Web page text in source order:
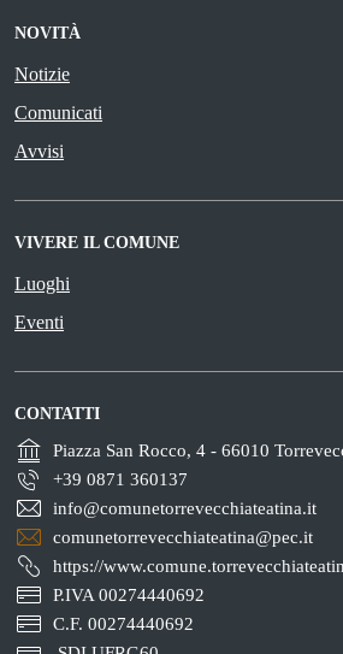
NOVITÀ
Notizie
Comunicati
Avvisi
VIVERE IL COMUNE
Luoghi
Eventi
CONTATTI
Piazza San Rocco, 4 - 66010
+39 0871 360137
info@comunetorrevecchiateatina.it
comunetorrevecchiateatina@pec.it
https://
P.IVA 00274440692
C.F. 00274440692